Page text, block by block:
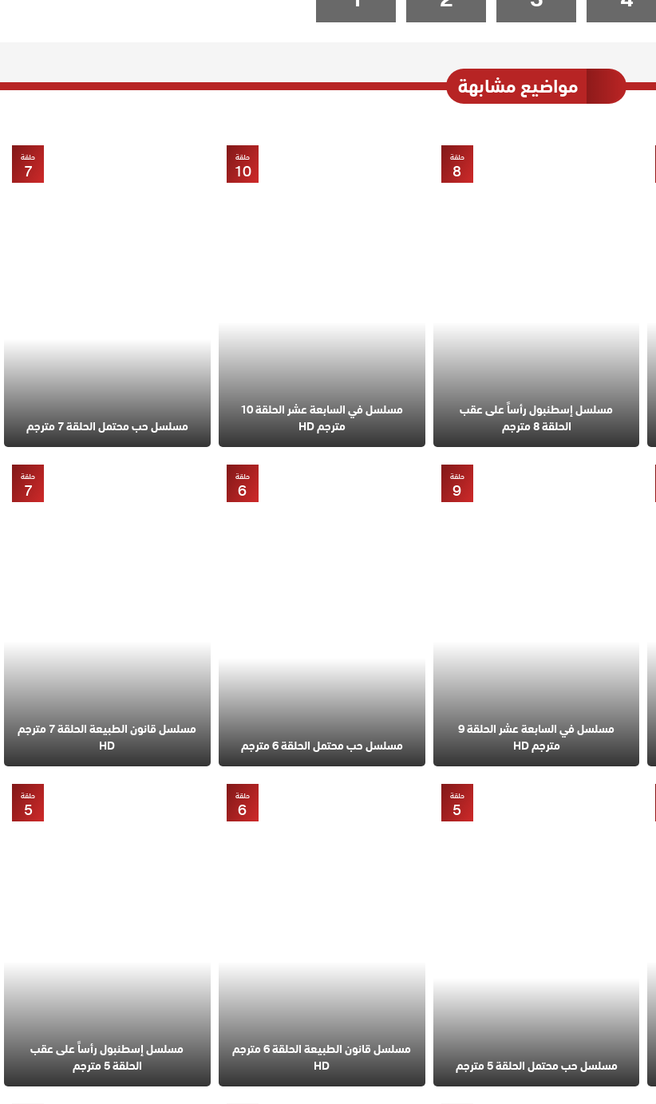
مواضيع مشابهة
مسلسل إسطنبول رأساً على عقب
الحلقة 8 مترجم
حلقة
8
مسلسل في السابعة عشر الحلقة 10
مترجم HD
حلقة
10
مسلسل حب محتمل الحلقة 7 مترجم
حلقة
7
مسلسل في السابعة عشر الحلقة 9
مترجم HD
حلقة
9
مسلسل حب محتمل الحلقة 6 مترجم
حلقة
6
مسلسل قانون الطبيعة الحلقة 7 مترجم
HD
حلقة
7
مسلسل حب محتمل الحلقة 5 مترجم
حلقة
5
مسلسل قانون الطبيعة الحلقة 6 مترجم
HD
حلقة
6
مسلسل إسطنبول رأساً على عقب
الحلقة 5 مترجم
حلقة
5